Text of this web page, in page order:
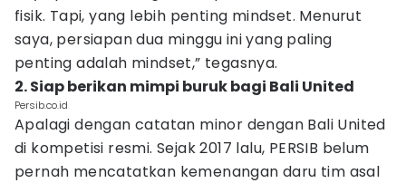
fisik. Tapi, yang lebih penting mindset. Menurut
saya, persiapan dua minggu ini yang paling
penting adalah mindset,” tegasnya.
2. Siap berikan mimpi buruk bagi Bali United
Persib.co.id
Apalagi dengan catatan minor dengan Bali United
di kompetisi resmi. Sejak 2017 lalu, PERSIB belum
pernah mencatatkan kemenangan daru tim asal